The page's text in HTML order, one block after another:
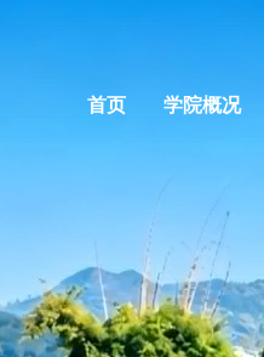
首页 学院概况